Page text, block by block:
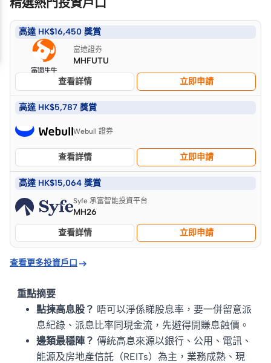
精選熱門投資戶口
高達 HK$16,450 獎賞
富途證券
MHFUTU
查看詳情
立即申請
高達 HK$5,787 獎賞
Webull 證券
查看詳情 立即申請
高達 HK$15,064 獎賞
Syfe 承富智能投資平台
MH26
查看詳情
立即申請
查看更多投資戶口 
重點摘要
點揀高息股？ 唔可以淨係睇股息率，要一併留意派
息紀錄、派息比率同現金流，先避得開賺息蝕價。
邊類最穩陣？ 傳統高息來源以銀行、公用、電訊、
能源及房地產信託（REITs）為主，業務成熟、現